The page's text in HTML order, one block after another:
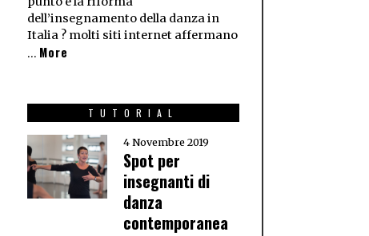
dell’insegnamento della danza in
Italia ? molti siti internet affermano
… More
TUTORIAL
4 Novembre 2019
Spot per
insegnanti di
danza
contemporanea